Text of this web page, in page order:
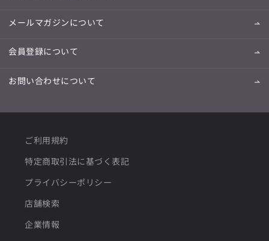
メールマガジンについて
会員登録について
お問い合わせについて
ご利用規約
特定商取引法に基づく表記
プライバシーポリシー
店舗検索
企業情報